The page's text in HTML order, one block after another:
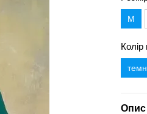
M
Колір
Опис